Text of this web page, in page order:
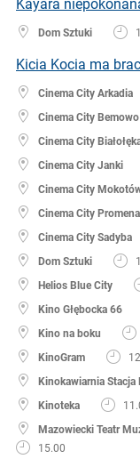
Dom Sztuki
Kicia Kocia ma
Cinema City Arkadia
Cinema City Bemowo
Cinema City
Cinema City Janki
Cinema City
Cinema City
Cinema City Sadyba
Dom Sztuki
Helios Blue City
Kino Głębocka 66
Kino na boku
KinoGram
Kinokawiarnia Stacja
Kinoteka
Mazowiecki Teatr
15.00